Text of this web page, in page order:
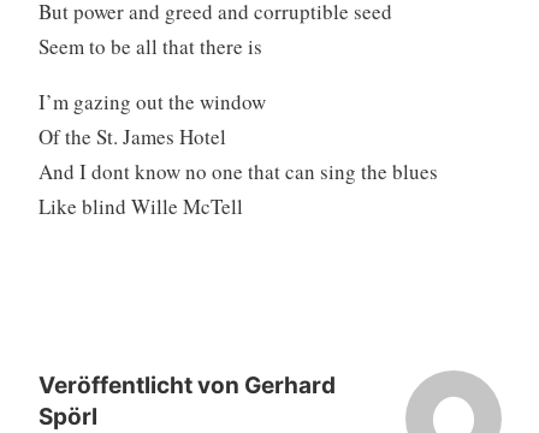
But power and greed and corruptible seed
Seem to be all that there is
I’m gazing out the window
Of the St. James Hotel
And I dont know no one that can sing the blues
Like blind Wille McTell
Veröffentlicht von Gerhard
Spörl